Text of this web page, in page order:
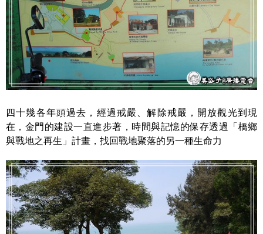
四十幾各年頭過去，經過戒嚴、解除戒嚴，開放觀光到現
在，金門的建設一直進步著，時間與記憶的保存透過「橋鄉
與戰地之再生」計畫，找回戰地聚落的另一種生命力